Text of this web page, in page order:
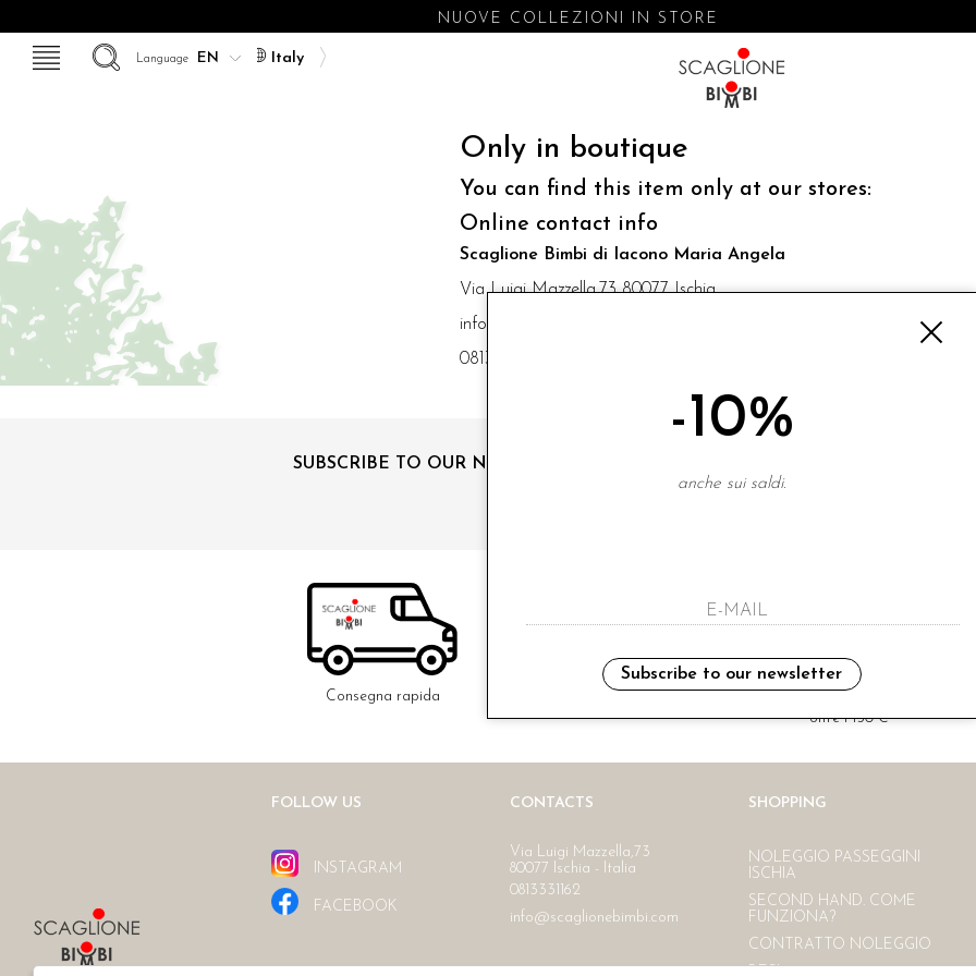
NUOVE COLLEZIONI IN STORE
Italy
Language
Only in boutique
You can find this item only at our stores:
Online contact info
Scaglione Bimbi di Iacono Maria Angela
Via Luigi Mazzella,73 80077 Ischia
info@scaglionebimbi.com
0813331162
SUBSCRIBE TO OUR NEWSLETTER
Consegna rapida
oltre i 150 €
FOLLOW US
INSTAGRAM
FACEBOOK
CONTACTS
Via Luigi Mazzella,73
80077 Ischia - Italia
0813331162
info@scaglionebimbi.com
SHOPPING
NOLEGGIO PASSEGGINI
ISCHIA
SECOND HAND. COME
FUNZIONA?
CONTRATTO NOLEGGIO
-10%
anche sui saldi.
Subscribe to our newsletter